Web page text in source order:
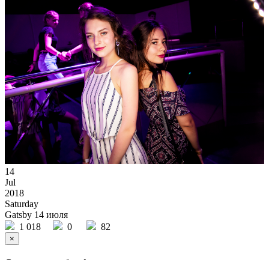
14
Jul
2018
Saturday
Gatsby 14 июля
1 018
0 82
×